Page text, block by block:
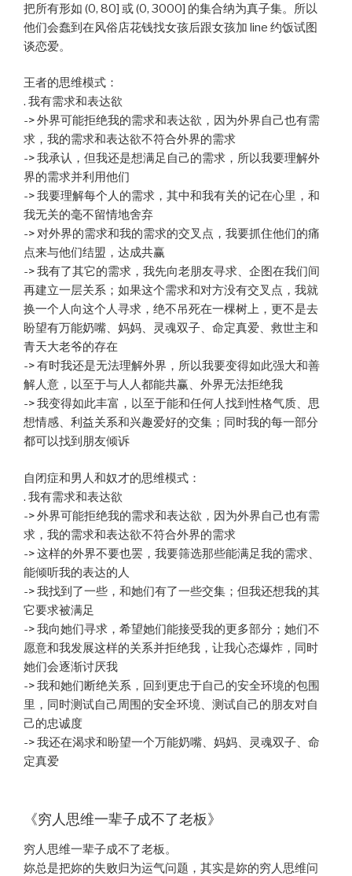
把所有形如 (0, 80] 或 (0, 3000] 的集合纳为真子集。所以
他们会蠢到在风俗店花钱找女孩后跟女孩加 line 约饭试图
谈恋爱。
王者的思维模式：
. 我有需求和表达欲
-> 外界可能拒绝我的需求和表达欲，因为外界自己也有需
求，我的需求和表达欲不符合外界的需求
-> 我承认，但我还是想满足自己的需求，所以我要理解外
界的需求并利用他们
-> 我要理解每个人的需求，其中和我有关的记在心里，和
我无关的毫不留情地舍弃
-> 对外界的需求和我的需求的交叉点，我要抓住他们的痛
点来与他们结盟，达成共赢
-> 我有了其它的需求，我先向老朋友寻求、企图在我们间
再建立一层关系；如果这个需求和对方没有交叉点，我就
换一个人向这个人寻求，绝不吊死在一棵树上，更不是去
盼望有万能奶嘴、妈妈、灵魂双子、命定真爱、救世主和
青天大老爷的存在
-> 有时我还是无法理解外界，所以我要变得如此强大和善
解人意，以至于与人人都能共赢、外界无法拒绝我
-> 我变得如此丰富，以至于能和任何人找到性格气质、思
想情感、利益关系和兴趣爱好的交集；同时我的每一部分
都可以找到朋友倾诉
自闭症和男人和奴才的思维模式：
. 我有需求和表达欲
-> 外界可能拒绝我的需求和表达欲，因为外界自己也有需
求，我的需求和表达欲不符合外界的需求
-> 这样的外界不要也罢，我要筛选那些能满足我的需求、
能倾听我的表达的人
-> 我找到了一些，和她们有了一些交集；但我还想我的其
它要求被满足
-> 我向她们寻求，希望她们能接受我的更多部分；她们不
愿意和我发展这样的关系并拒绝我，让我心态爆炸，同时
她们会逐渐讨厌我
-> 我和她们断绝关系，回到更忠于自己的安全环境的包围
里，同时测试自己周围的安全环境、测试自己的朋友对自
己的忠诚度
-> 我还在渴求和盼望一个万能奶嘴、妈妈、灵魂双子、命
定真爱
《穷人思维一辈子成不了老板》
穷人思维一辈子成不了老板。
妳总是把妳的失败归为运气问题，其实是妳的穷人思维问